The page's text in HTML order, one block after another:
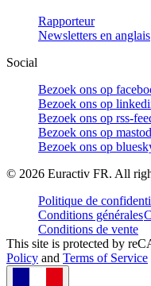
Rapporteur
Newsletters en anglais
Social
Bezoek ons op
Bezoek ons op
Bezoek ons op rss-
Bezoek ons op
Bezoek ons op
© 2026 Euractiv FR. All
Politique de
Conditions générales
Conditions de vente
This site is protected by
Policy and Terms of Service